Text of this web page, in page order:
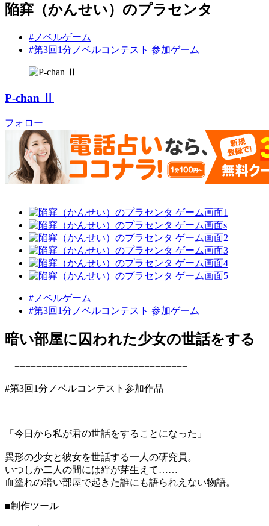
陥穽（かんせい）のプラセンタ
#ノベルゲーム
#第3回1分ノベルコンテスト 参加ゲーム
P-chan Ⅱ
フォロー
#ノベルゲーム
#第3回1分ノベルコンテスト 参加ゲーム
暗い部屋に囚われた少女の世話をする
================================
#第3回1分ノベルコンテスト参加作品
================================
「今日から私が君の世話をすることになった」
異形の少女と彼女を世話する一人の研究員。
いつしか二人の間には絆が芽生えて……
血塗れの暗い部屋で起きた誰にも語られえない物語。
■制作ツール